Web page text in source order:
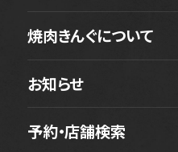
焼肉きんぐについて
お知らせ
予約・店舗検索